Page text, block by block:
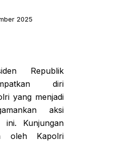
2025
Republik
diri
yang menjadi
aksi
ini. Kunjungan
oleh Kapolri